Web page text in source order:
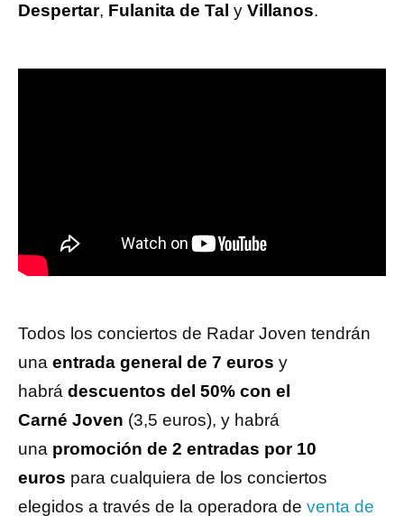
Despertar, Fulanita de Tal y Villanos.
Todos los conciertos de Radar Joven tendrán
una entrada general de 7 euros y
habrá descuentos del 50% con el
Carné Joven (3,5 euros), y habrá
una promoción de 2 entradas por 10
euros para cualquiera de los conciertos
elegidos a través de la operadora de venta de